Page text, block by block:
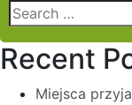
Search
for:
Recent
Miejsca